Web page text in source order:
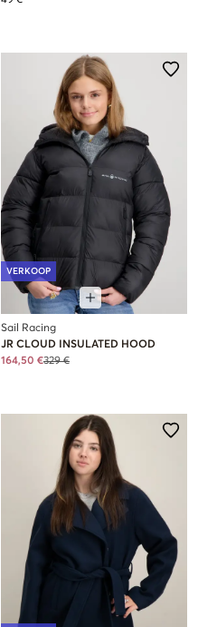
VERKOOP
Sail Racing
JR CLOUD INSULATED HOOD
164,50 €329 €